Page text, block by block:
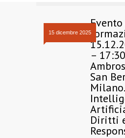
–
San
Diritti
15 dicembre 2025